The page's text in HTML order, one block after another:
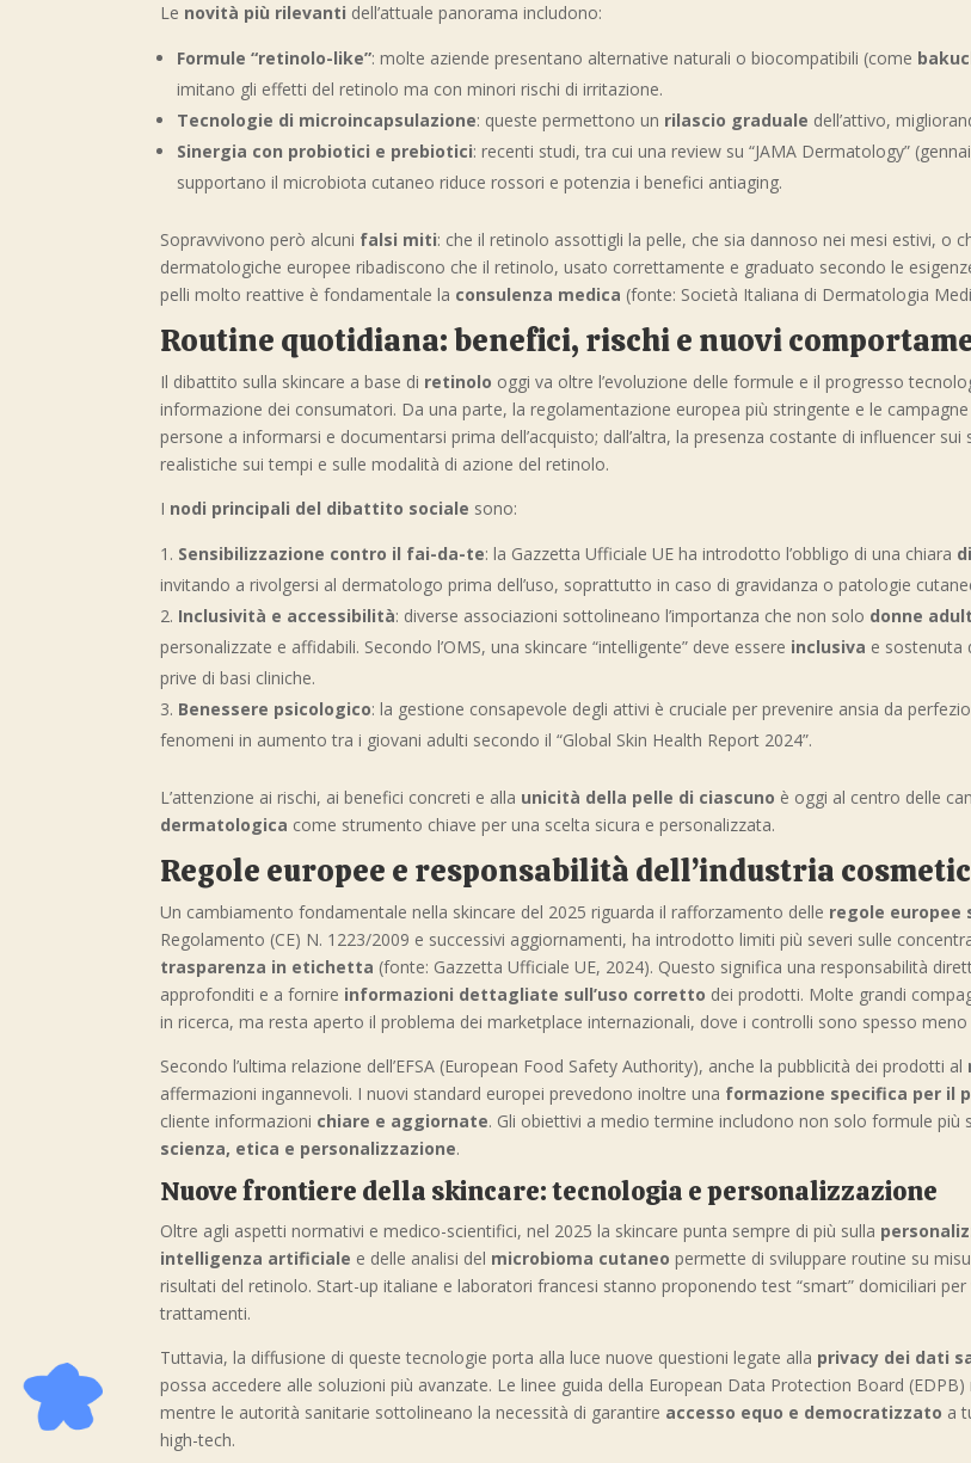
Le novità più rilevanti dell’attuale panorama includono:
Formule “retinolo-like”: molte aziende presentano alternative naturali o biocompatibili (come
imitano gli effetti del retinolo ma con minori rischi di irritazione.
Tecnologie di microincapsulazione: queste permettono un rilascio graduale dell’attivo,
Sinergia con probiotici e prebiotici: recenti studi, tra cui una review su “JAMA Dermatology”
supportano il microbiota cutaneo riduce rossori e potenzia i benefici antiaging.
Sopravvivono però alcuni falsi miti: che il retinolo assottigli la pelle, che sia dannoso nei mesi estivi, o
dermatologiche europee ribadiscono che il retinolo, usato correttamente e graduato secondo le
pelli molto reattive è fondamentale la consulenza medica (fonte: Società Italiana di Dermatologia
Routine quotidiana: benefici, rischi e nuovi
Il dibattito sulla skincare a base di retinolo oggi va oltre l’evoluzione delle formule e il progresso
informazione dei consumatori. Da una parte, la regolamentazione europea più stringente e le
persone a informarsi e documentarsi prima dell’acquisto; dall’altra, la presenza costante di influencer
realistiche sui tempi e sulle modalità di azione del retinolo.
I nodi principali del dibattito sociale sono:
Sensibilizzazione contro il fai-da-te: la Gazzetta Ufficiale UE ha introdotto l’obbligo di una chiara
invitando a rivolgersi al dermatologo prima dell’uso, soprattutto in caso di gravidanza o patologie
Inclusività e accessibilità: diverse associazioni sottolineano l’importanza che non solo donne
personalizzate e affidabili. Secondo l’OMS, una skincare “intelligente” deve essere inclusiva e sostenuta
prive di basi cliniche.
Benessere psicologico: la gestione consapevole degli attivi è cruciale per prevenire ansia da
fenomeni in aumento tra i giovani adulti secondo il “Global Skin Health Report 2024”.
L’attenzione ai rischi, ai benefici concreti e alla unicità della pelle di ciascuno è oggi al centro delle
dermatologica come strumento chiave per una scelta sicura e personalizzata.
Regole europee e responsabilità dell’industria
Un cambiamento fondamentale nella skincare del 2025 riguarda il rafforzamento delle regole europee
Regolamento (CE) N. 1223/2009 e successivi aggiornamenti, ha introdotto limiti più severi sulle
trasparenza in etichetta (fonte: Gazzetta Ufficiale UE, 2024). Questo significa una responsabilità
approfonditi e a fornire informazioni dettagliate sull’uso corretto dei prodotti. Molte grandi
in ricerca, ma resta aperto il problema dei marketplace internazionali, dove i controlli sono spesso meno
Secondo l’ultima relazione dell’EFSA (European Food Safety Authority), anche la pubblicità dei prodotti al
affermazioni ingannevoli. I nuovi standard europei prevedono inoltre una formazione specifica per il
cliente informazioni chiare e aggiornate. Gli obiettivi a medio termine includono non solo formule più
scienza, etica e personalizzazione.
Nuove frontiere della skincare: tecnologia e personalizzazione
Oltre agli aspetti normativi e medico-scientifici, nel 2025 la skincare punta sempre di più sulla
intelligenza artificiale e delle analisi del microbioma cutaneo permette di sviluppare routine su
risultati del retinolo. Start-up italiane e laboratori francesi stanno proponendo test “smart” domiciliari
trattamenti.
Tuttavia, la diffusione di queste tecnologie porta alla luce nuove questioni legate alla privacy dei dati
possa accedere alle soluzioni più avanzate. Le linee guida della European Data Protection Board
mentre le autorità sanitarie sottolineano la necessità di garantire accesso equo e democratizzato a
high-tech.